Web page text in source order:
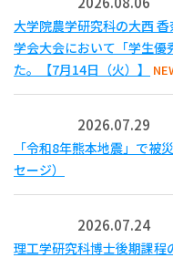
大学院農学研究科の大西
学会大会において「学生優
た。【7月14日（火）】
2026.07.29
「令和8年熊本地震」で被
セージ）
2026.07.24
理工学研究科博士後期課程